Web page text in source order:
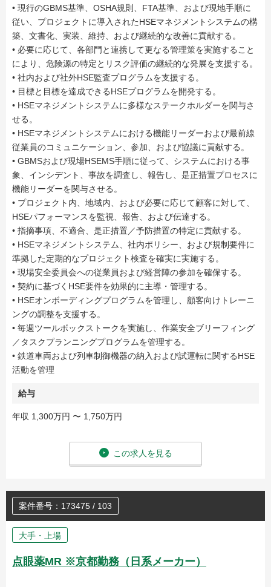
• 現行のGBMS基準、OSHA規則、FTA基準、および現地手順に
従い、プロジェクトに導入されたHSEマネジメントシステムの構
築、文書化、実装、維持、および継続的な改善に貢献する。
• 必要に応じて、各部門と連携して更なる管理策を実施すること
により、危険源の特定とリスク評価の継続的な発展を支援する。
• 社内および社外HSE監査プログラムを支援する。
• 目標と目標を達成できるHSEプログラムを開発する。
• HSEマネジメントシステムに多様なステークホルダーを関与さ
せる。
• HSEマネジメントシステムにおける機能リーダーおよび最前線
従業員のコミュニケーション、参加、および協議に貢献する。
• GBMSおよび現場HSEMS手順に従って、システムにおける事
象、インシデント、事故を調査し、報告し、是正措置プロセスに
機能リーダーを関与させる。
• プロジェクト内、地域内、および必要に応じて顧客に対して、
HSEパフォーマンスを監視、報告、および伝達する。
• 指摘事項、不適合、是正措置／予防措置の特定に貢献する。
• HSEマネジメントシステム、社内ポリシー、および規制要件に
準拠した定期的なプロジェクト検査を確実に実施する。
• 現場安全委員会への従業員および経営陣の参加を確保する。
• 契約に基づくHSE要件を効果的に主導・管理する。
• HSEオンボーディングプログラムを管理し、顧客向けトレーニ
ングの調整を支援する。
• 毎週ツールボックストークを実施し、作業安全ブリーフィング
／タスクプランニングプログラムを管理する。
• 鉄道車両および列車制御機器の納入および試運転に関するHSE
活動を管理
給与
年収 1,300万円 〜 1,750万円
この求人を見る
案件番号：173475 / 103
大手・上場
点眼薬MR ※京都勤務（日系メーカー）